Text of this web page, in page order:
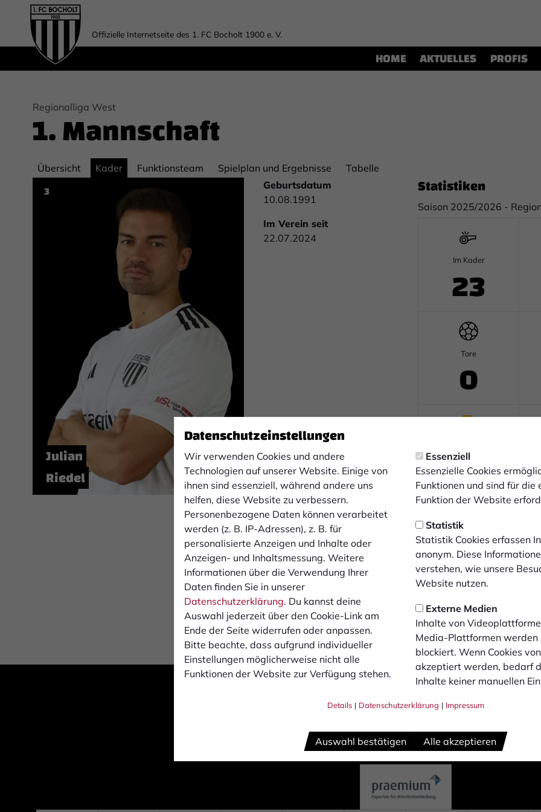
Datenschutzeinstellungen
Wir verwenden Cookies und andere
Technologien auf unserer Website. Einige von
ihnen sind essenziell, während andere uns
helfen, diese Website zu verbessern.
Personenbezogene Daten können verarbeitet
werden (z. B. IP-Adressen), z. B. für
personalisierte Anzeigen und Inhalte oder
Anzeigen- und Inhaltsmessung. Weitere
Informationen über die Verwendung Ihrer
Daten finden Sie in unserer
Datenschutzerklärung. Du kannst deine
Auswahl jederzeit über den Cookie-Link am
Ende der Seite widerrufen oder anpassen.
Bitte beachte, dass aufgrund individueller
Einstellungen möglicherweise nicht alle
Funktionen der Website zur Verfügung stehen.
Essenziell
Essenzielle Cookies
Funktionen und sind für die
Funktion der Website
Statistik
Statistik Cookies erfassen
anonym. Diese
verstehen, wie unsere
Website nutzen.
Externe Medien
Inhalte von
Media-Plattformen
blockiert. Wenn Cookies
akzeptiert werden, bedarf
Inhalte keiner manuellen
Details | Datenschutzerklärung | Impressum
Auswahl bestätigen Alle akzeptieren
Offizielle Internetseite des 1. FC Bocholt 1900 e. V.
HOME AKTUELLES PROFIS
Regionalliga West
1. Mannschaft
Übersicht Kader Funktionsteam Spielplan und Ergebnisse Tabelle
3
Julian
Riedel
Geburtsdatum
10.08.1991
Im Verein seit
22.07.2024
Statistiken
Saison 2025/2026 -
Im Kader
23
Tore
0
0
Auswechslungen
6